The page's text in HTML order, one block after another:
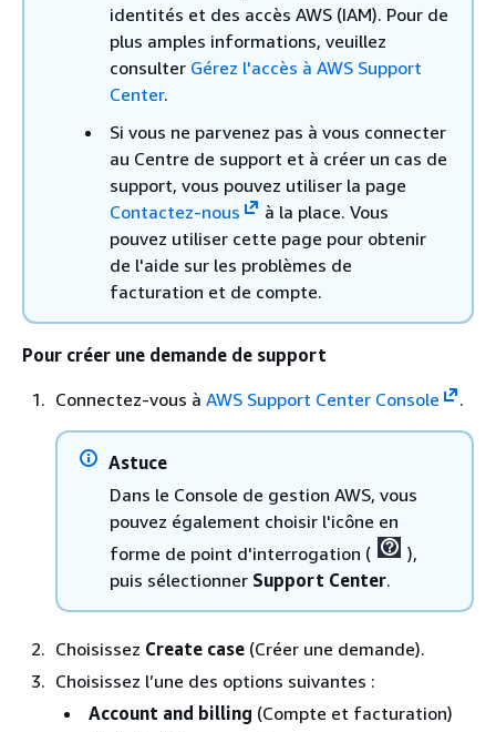
identités et des accès AWS (IAM). Pour de
plus amples informations, veuillez
consulter Gérez l'accès à AWS Support
Center.
Si vous ne parvenez pas à vous connecter
au Centre de support et à créer un cas de
support, vous pouvez utiliser la page
Contactez-nous
à la place. Vous
pouvez utiliser cette page pour obtenir
de l'aide sur les problèmes de
facturation et de compte.
Pour créer une demande de support
Connectez-vous à AWS Support Center Console .
Astuce
Dans le Console de gestion AWS, vous
pouvez également choisir l'icône en
forme de point d'interrogation (
),
puis sélectionner Support Center.
Choisissez Create case (Créer une demande).
Choisissez l’une des options suivantes :
Account and billing (Compte et facturation)